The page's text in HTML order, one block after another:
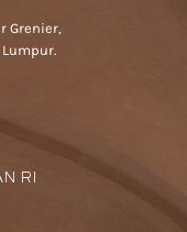
Grenier,
Lumpur.
RI